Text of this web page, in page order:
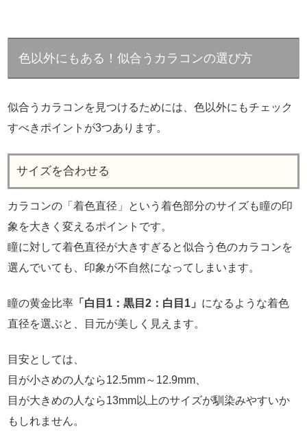
色以外にもある！似合うカラコンの選び方
似合うカラコンを見つけるためには、色以外にもチェック
すべきポイントが3つあります。
サイズを合わせる
カラコンの「着色直径」という着色部分のサイズも瞳の印
象を大きく変えるポイントです。
瞳に対して着色直径が大きすぎると似合う色のカラコンを
選んでいても、印象が不自然になってしまいます。
瞳の黄金比率 「白目1：黒目2：白目1」 になるような着色
直径を選ぶと、目元が美しく見えます。
目安としては、
目が小さめの人なら12.5mm～12.9mm、
目が大きめの人なら13mm以上のサイズが馴染みやすいか
もしれません。